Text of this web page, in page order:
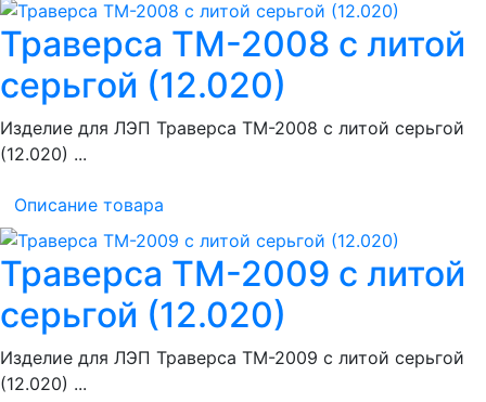
Траверса ТМ-2008 с литой
серьгой (12.020)
Изделие для ЛЭП Траверса ТМ-2008 с литой серьгой
(12.020) ...
Описание товара
Траверса ТМ-2009 с литой
серьгой (12.020)
Изделие для ЛЭП Траверса ТМ-2009 с литой серьгой
(12.020) ...